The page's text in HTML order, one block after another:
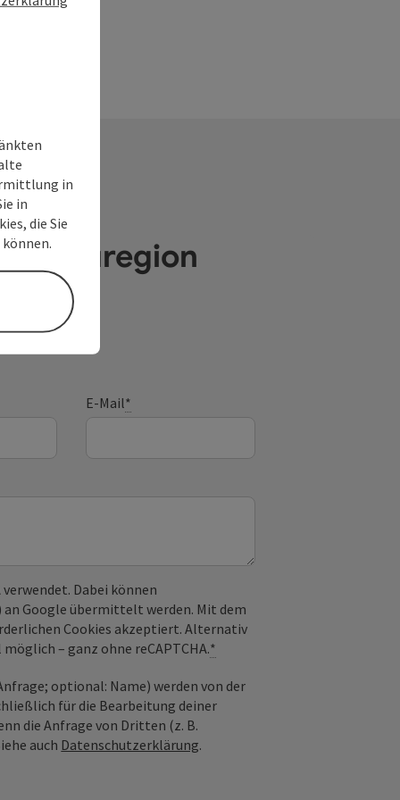
E-Mail*
Dabei können
an Google übermittelt werden. Mit dem
Cookies akzeptiert. Alternativ
– ganz ohne reCAPTCHA.*
optional: Name) werden von der
für die Bearbeitung deiner
die Anfrage von Dritten (z. B.
auch Datenschutzerklärung.
in
in
die Sie